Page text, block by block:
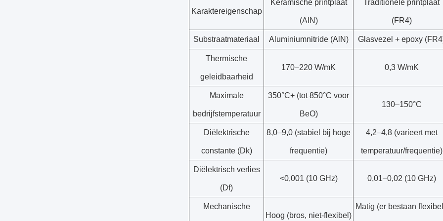
Karaktereigenschap
Keramische printplaat
(AlN)
Traditionele printplaat
(FR4)
Substraatmateriaal Aluminiumnitride (AlN) Glasvezel + epoxy
Thermische
geleidbaarheid
170–220 W/mK 0,3 W/mK
Maximale
bedrijfstemperatuur
350°C+ (tot 850°C voor
BeO)
130–150°C
Diëlektrische
constante (Dk)
8,0–9,0 (stabiel bij hoge
frequentie)
4,2–4,8 (varieert met
temperatuur/frequentie)
Diëlektrisch verlies
(Df)
<0,001 (10 GHz) 0,01–0,02 (10 GHz)
Mechanische
Hoog (bros, niet-flexibel)
Matig (er bestaan